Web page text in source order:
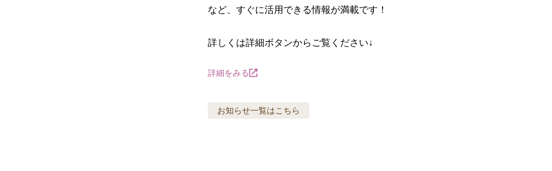
など、すぐに活用できる情報が満載です！
詳しくは詳細ボタンからご覧ください↓
詳細をみる
お知らせ一覧はこちら